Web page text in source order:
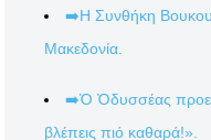
➡️Η Συνθήκη
Μακεδονία.
➡️Ὁ Ὀδυσσέας
βλέπεις πιό καθαρά!».